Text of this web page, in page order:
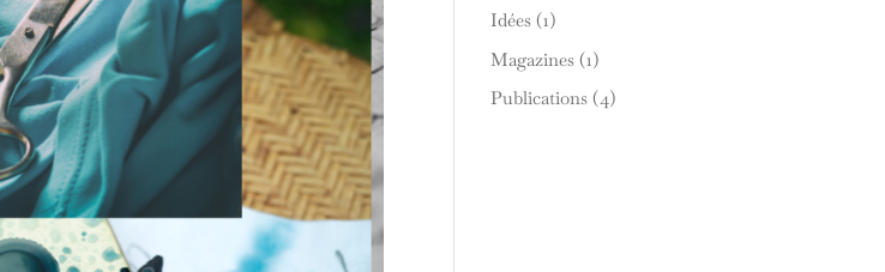
Idées (1)
Magazines (1)
Publications (4)